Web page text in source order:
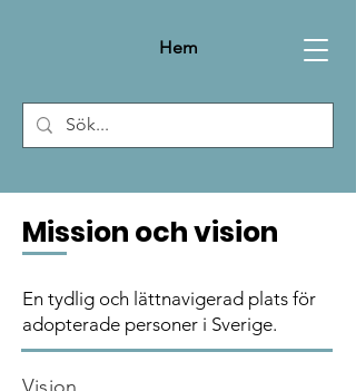
Hem
Mission och vision
En tydlig och lättnavigerad plats för
adopterade personer i Sverige.